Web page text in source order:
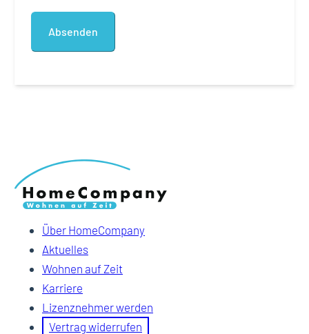
Über HomeCompany
Aktuelles
Wohnen auf Zeit
Karriere
Lizenznehmer werden
Vertrag widerrufen